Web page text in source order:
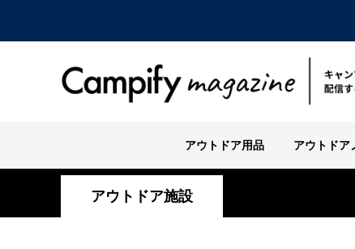
アウトドア用品 アウトドア
アウトドア施設